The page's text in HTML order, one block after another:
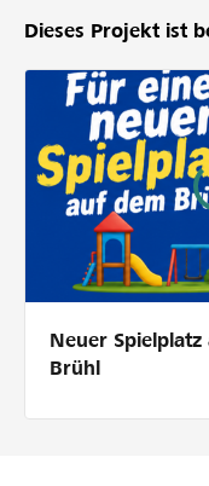
Unterstützen
Hilfe &
Partner /
Projekte und
Dieses Projekt ist
Neuer
Brühl